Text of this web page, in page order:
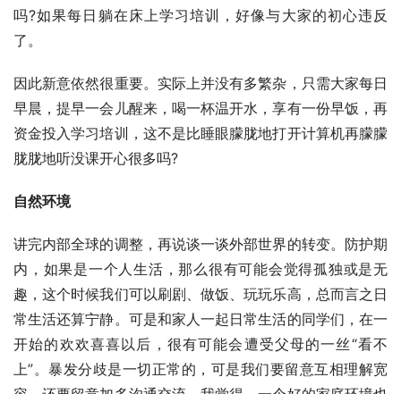
吗?如果每日躺在床上学习培训，好像与大家的初心违反
了。
因此新意依然很重要。实际上并没有多繁杂，只需大家每日
早晨，提早一会儿醒来，喝一杯温开水，享有一份早饭，再
资金投入学习培训，这不是比睡眼朦胧地打开计算机再朦朦
胧胧地听没课开心很多吗?
自然环境
讲完内部全球的调整，再说谈一谈外部世界的转变。防护期
内，如果是一个人生活，那么很有可能会觉得孤独或是无
趣，这个时候我们可以刷剧、做饭、玩玩乐高，总而言之日
常生活还算宁静。可是和家人一起日常生活的同学们，在一
开始的欢欢喜喜以后，很有可能会遭受父母的一丝“看不
上”。暴发分歧是一切正常的，可是我们要留意互相理解宽